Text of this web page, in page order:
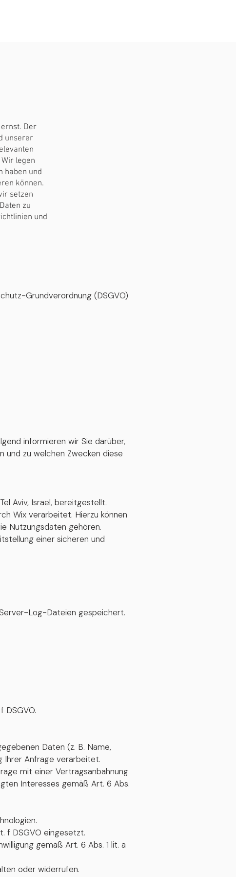
Der
unserer
legen
haben und
können.
setzen
zu
und
Grundverordnung (DSGVO)
informieren wir Sie darüber,
und zu welchen Zwecken diese
Aviv, Israel, bereitgestellt.
Wix verarbeitet. Hierzu können
Nutzungsdaten gehören.
einer sicheren und
Log-Dateien gespeichert.
DSGVO.
Daten (z. B. Name,
Ihrer Anfrage verarbeitet.
mit einer Vertragsanbahnung
Interesses gemäß Art. 6 Abs.
f DSGVO eingesetzt.
gemäß Art. 6 Abs. 1 lit. a
oder widerrufen.